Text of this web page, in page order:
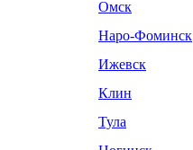
Омск
Наро-Фоминск
Ижевск
Клин
Тула